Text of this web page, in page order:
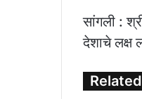
सांगली :
देशाचे लक्ष